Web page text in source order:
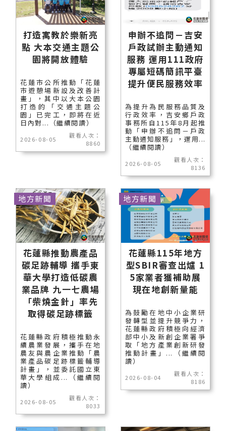
打造寓教於樂新亮
點 大本交通主題公
園將開放體驗
花蓮市公所推動「花蓮
市遊憩場新設及改善計
畫」，其中以大本公園
打造的「交通主題公
園」已完工，即將在近
日內對...（繼續閱讀）
2026-08-05
觀看人次：
8860
申辦不追問－吉安
戶政試辦主動通知
服務 運用111政府
專屬短碼簡訊平臺
提升便民服務效率
為提升為民服務品質及
行政效率，吉安鄉戶政
事務所自115年8月起推
動「申辦不追問－戶政
主動通知服務」，運用...
（繼續閱讀）
2026-08-05
觀看人次：
8136
花蓮縣推動農產品
碳足跡輔導 攜手東
華大學打造低碳農
業品牌 九一七農場
「柴燒金針」率先
取得碳足跡標籤
花蓮縣政府積極推動永
續農業發展，攜手在地
農友與農企業推動「農
業產品碳足跡標籤輔導
計畫」，並委託國立東
華大學組成...（繼續閱
讀）
2026-08-05
觀看人次：
8033
地方新聞
花蓮縣115年地方
型SBIR審查出爐 1
5家業者獲補助展
現在地創新量能
為鼓勵在地中小企業研
發轉型並提升競爭力，
花蓮縣政府積極向經濟
部中小及新創企業署爭
取「地方產業創新研發
推動計畫」...（繼續閱
讀）
2026-08-04
觀看人次：
8186
地方新聞